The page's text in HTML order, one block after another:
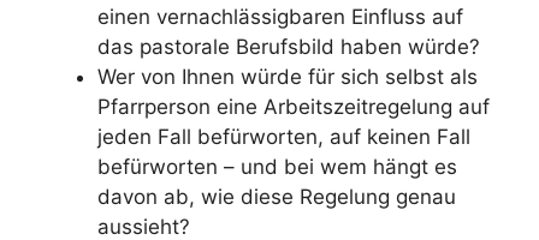
einen vernachlässigbaren Einfluss auf
das pastorale Berufsbild haben würde?
Wer von Ihnen würde für sich selbst als
Pfarrperson eine Arbeitszeitregelung auf
jeden Fall befürworten, auf keinen Fall
befürworten – und bei wem hängt es
davon ab, wie diese Regelung genau
aussieht?